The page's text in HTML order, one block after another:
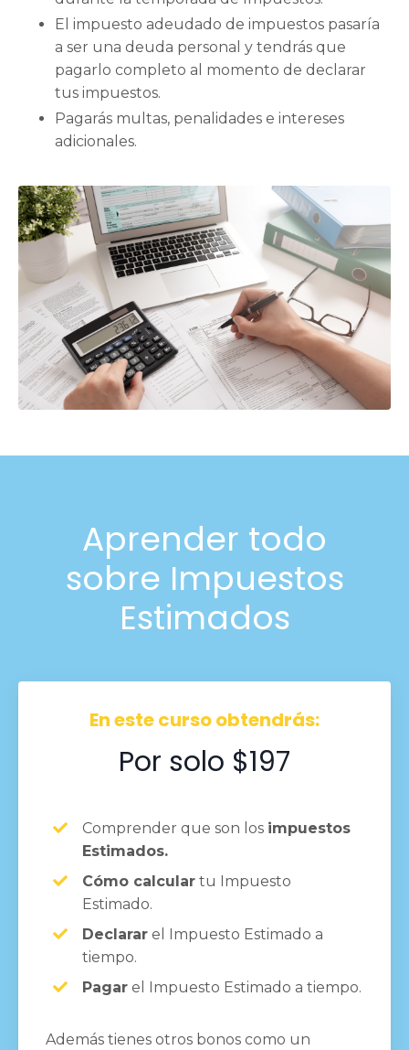
El impuesto adeudado de impuestos pasaría
a ser una deuda personal y tendrás que
pagarlo completo al momento de declarar
tus impuestos.
Pagarás multas, penalidades e intereses
adicionales.
Aprender todo
sobre Impuestos
Estimados
En este curso obtendrás:
Por solo $197
Comprender que son los impuestos
Estimados.
Cómo calcular tu Impuesto
Estimado.
Declarar el Impuesto Estimado a
tiempo.
Pagar el Impuesto Estimado a tiempo.
Además tienes otros bonos como un